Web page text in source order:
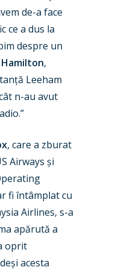
de-a face
ce a dus la
despre un
,
Leeham
n-au avut
, care a zburat
Airways și
fi întâmplat cu
Airlines, s-a
apărută a
oprit
acesta